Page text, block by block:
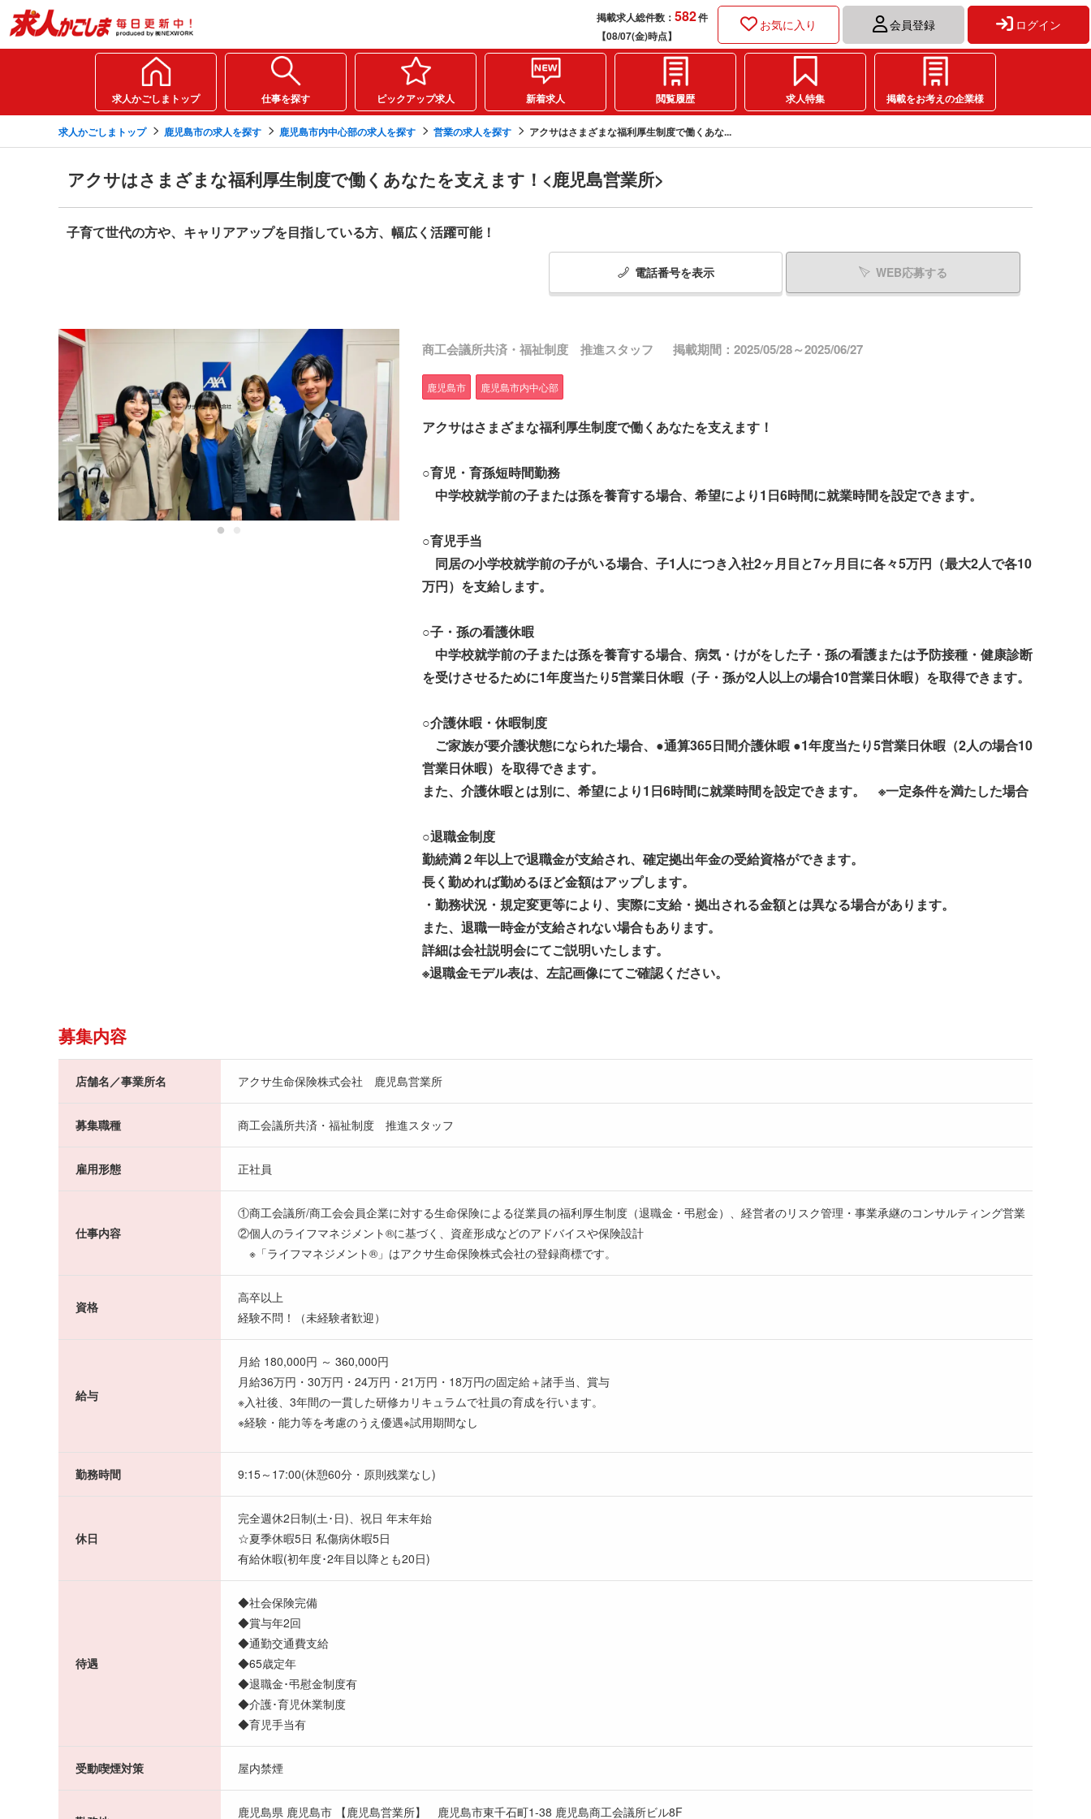
掲載求人総件数： 582件
【08/07(金)時点】
お気に入り 会員登録 ログイン
求人かごしまトップ 仕事を探す ピックアップ求人 新着求人 閲覧履歴 求人特集 掲載をお考えの企業様
求人かごしまトップ 鹿児島市の求人を探す 鹿児島市内中心部の求人を探す 営業の求人を探す アクサはさまざまな福利厚生制度で働くあな...
アクサはさまざまな福利厚生制度で働くあなたを支えます！<鹿児島営業所>
子育て世代の方や、キャリアアップを目指している方、幅広く活躍可能！
電話番号を表示 WEB応募する
商工会議所共済・福祉制度 推進スタッフ 掲載期間：2025/05/28～2025/06/27
鹿児島市 鹿児島市内中心部
アクサはさまざまな福利厚生制度で働くあなたを支えます！
○育児・育孫短時間勤務
中学校就学前の子または孫を養育する場合、希望により1日6時間に就業時間を設定できます。
○育児手当
同居の小学校就学前の子がいる場合、子1人につき入社2ヶ月目と7ヶ月目に各々5万円（最大2人で各10
万円）を支給します。
○子・孫の看護休暇
中学校就学前の子または孫を養育する場合、病気・けがをした子・孫の看護または予防接種・健康診断
を受けさせるために1年度当たり5営業日休暇（子・孫が2人以上の場合10営業日休暇）を取得できます。
○介護休暇・休暇制度
ご家族が要介護状態になられた場合、●通算365日間介護休暇 ●1年度当たり5営業日休暇（2人の場合10
営業日休暇）を取得できます。
また、介護休暇とは別に、希望により1日6時間に就業時間を設定できます。 ※一定条件を満たした場合
○退職金制度
勤続満２年以上で退職金が支給され、確定拠出年金の受給資格ができます。
長く勤めれば勤めるほど金額はアップします。
・勤務状況・規定変更等により、実際に支給・拠出される金額とは異なる場合があります。
また、退職一時金が支給されない場合もあります。
詳細は会社説明会にてご説明いたします。
※退職金モデル表は、左記画像にてご確認ください。
募集内容
店舗名／事業所名 アクサ生命保険株式会社 鹿児島営業所
募集職種 商工会議所共済・福祉制度 推進スタッフ
雇用形態 正社員
仕事内容
①商工会議所/商工会会員企業に対する生命保険による従業員の福利厚生制度（退職金・弔慰金）、経営者のリスク管理・事業承継のコンサルティング営業
②個人のライフマネジメント®に基づく、資産形成などのアドバイスや保険設計
※「ライフマネジメント®」はアクサ生命保険株式会社の登録商標です。
資格
高卒以上
経験不問！（未経験者歓迎）
給与
月給 180,000円 ～ 360,000円
月給36万円・30万円・24万円・21万円・18万円の固定給＋諸手当、賞与
※入社後、3年間の一貫した研修カリキュラムで社員の育成を行います。
※経験・能力等を考慮のうえ優遇※試用期間なし
勤務時間 9:15～17:00(休憩60分・原則残業なし)
休日
完全週休2日制(土･日)、祝日 年末年始
☆夏季休暇5日 私傷病休暇5日
有給休暇(初年度･2年目以降とも20日)
待遇
◆社会保険完備
◆賞与年2回
◆通勤交通費支給
◆65歳定年
◆退職金･弔慰金制度有
◆介護･育児休業制度
◆育児手当有
受動喫煙対策 屋内禁煙
鹿児島県 鹿児島市 【鹿児島営業所】 鹿児島市東千石町1-38 鹿児島商工会議所ビル8F